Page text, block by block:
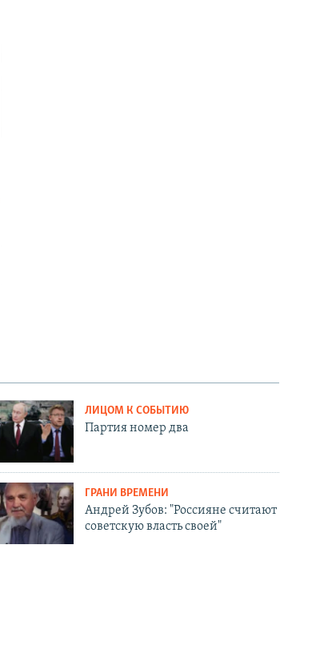
ЛИЦОМ К СОБЫТИЮ
Партия номер два
ГРАНИ ВРЕМЕНИ
Андрей Зубов: "Россияне считают
советскую власть своей"